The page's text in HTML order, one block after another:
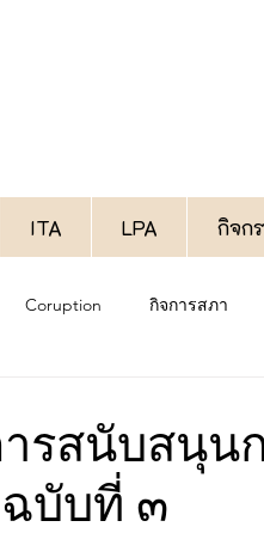
ITA LPA กิจก
Coruption กิจการสภา
พิเศษ
รสนับสนุน
บับที่ ๓